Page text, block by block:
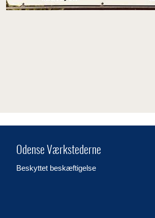
Odense Værkstederne
Beskyttet beskæftigelse